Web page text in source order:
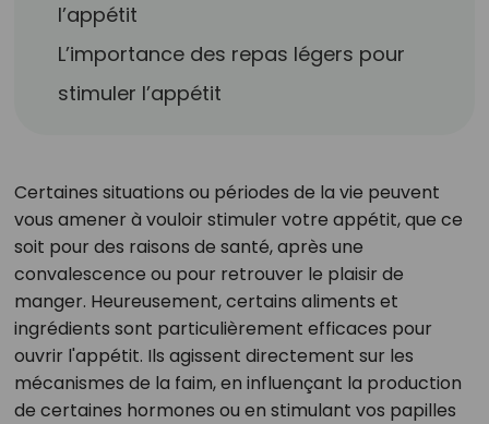
l’appétit
L’importance des repas légers pour
stimuler l’appétit
Certaines situations ou périodes de la vie peuvent
vous amener à vouloir stimuler votre appétit, que ce
soit pour des raisons de santé, après une
convalescence ou pour retrouver le plaisir de
manger. Heureusement, certains aliments et
ingrédients sont particulièrement efficaces pour
ouvrir l'appétit. Ils agissent directement sur les
mécanismes de la faim, en influençant la production
de certaines hormones ou en stimulant vos papilles